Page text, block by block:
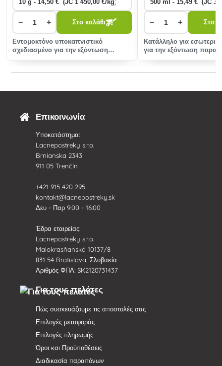
− + Στο καλάθι
Εντομοκτόνο υποκαπνιστικό
σχεδιασμένο για την εξόντωση
− + Στο
Κατάλληλο για
για την εξόντωση
Επικοινωνία
Υποκατάστημα:
Lacnepostreky s.r.o.
Brnianska 2343
911 05 Trenčín
+421 915 420 295
kontakt@lacnepostreky.sk
Δευ - Παρ 9:00 - 16:00
Έδρα εταιρείας:
Lacnepostreky s.r.o.
Malokrasňanská 10137/8
831 54 Bratislava, Σλοβακία
Αριθμός ΦΠΑ: SK2120731437
Για τους πελάτες
Πώς συσκευάζουμε τις αποστολές σας
Επιλογές μεταφοράς
Επιλογές πληρωμής
Όροι και Προϋποθέσεις
Διαδικασία παραπόνων